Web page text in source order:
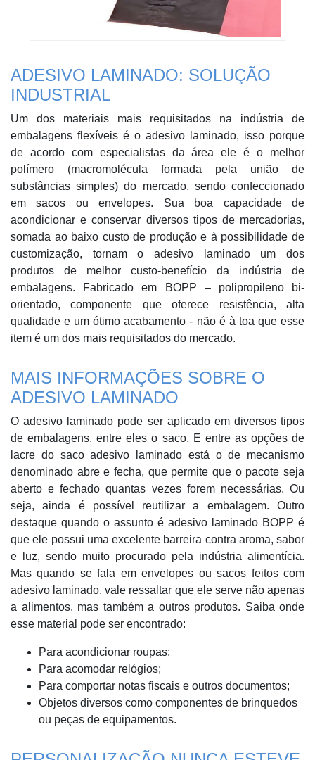
ADESIVO LAMINADO: SOLUÇÃO
INDUSTRIAL
Um dos materiais mais requisitados na indústria de
embalagens flexíveis é o adesivo laminado, isso porque
de acordo com especialistas da área ele é o melhor
polímero (macromolécula formada pela união de
substâncias simples) do mercado, sendo confeccionado
em sacos ou envelopes. Sua boa capacidade de
acondicionar e conservar diversos tipos de mercadorias,
somada ao baixo custo de produção e à possibilidade de
customização, tornam o adesivo laminado um dos
produtos de melhor custo-benefício da indústria de
embalagens. Fabricado em BOPP – polipropileno bi-
orientado, componente que oferece resistência, alta
qualidade e um ótimo acabamento - não é à toa que esse
item é um dos mais requisitados do mercado.
MAIS INFORMAÇÕES SOBRE O
ADESIVO LAMINADO
O adesivo laminado pode ser aplicado em diversos tipos
de embalagens, entre eles o saco. E entre as opções de
lacre do saco adesivo laminado está o de mecanismo
denominado abre e fecha, que permite que o pacote seja
aberto e fechado quantas vezes forem necessárias. Ou
seja, ainda é possível reutilizar a embalagem. Outro
destaque quando o assunto é adesivo laminado BOPP é
que ele possui uma excelente barreira contra aroma, sabor
e luz, sendo muito procurado pela indústria alimentícia.
Mas quando se fala em envelopes ou sacos feitos com
adesivo laminado, vale ressaltar que ele serve não apenas
a alimentos, mas também a outros produtos. Saiba onde
esse material pode ser encontrado:
Para acondicionar roupas;
Para acomodar relógios;
Para comportar notas fiscais e outros documentos;
Objetos diversos como componentes de brinquedos
ou peças de equipamentos.